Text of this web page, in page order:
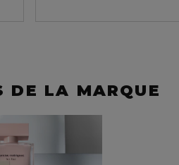
DE LA MARQUE